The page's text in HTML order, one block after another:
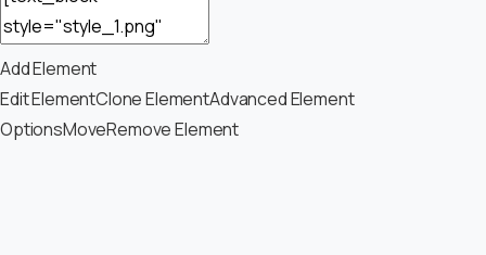
Add Element
Edit ElementClone ElementAdvanced Element
OptionsMoveRemove Element